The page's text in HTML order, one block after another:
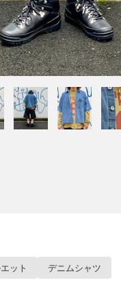
ット デニムシャツ